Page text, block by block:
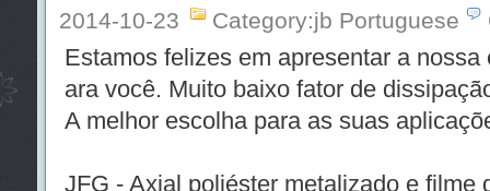
2014-10-23 Category:jb Portuguese
Estamos felizes em apresentar a
ara você. Muito baixo fator de
A melhor escolha para as suas
JFG - Axial poliéster metalizado e